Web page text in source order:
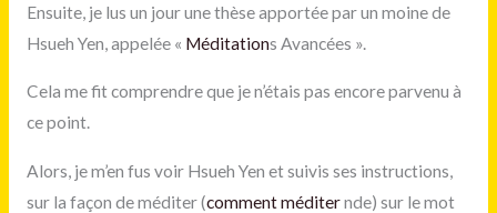
Ensuite, je lus un jour une thèse apportée par un moine de
Hsueh Yen, appelée « Méditations Avancées ».
Cela me fit comprendre que je n’étais pas encore parvenu à
ce point.
Alors, je m’en fus voir Hsueh Yen et suivis ses instructions,
sur la façon de méditer (comment méditernde) sur le mot